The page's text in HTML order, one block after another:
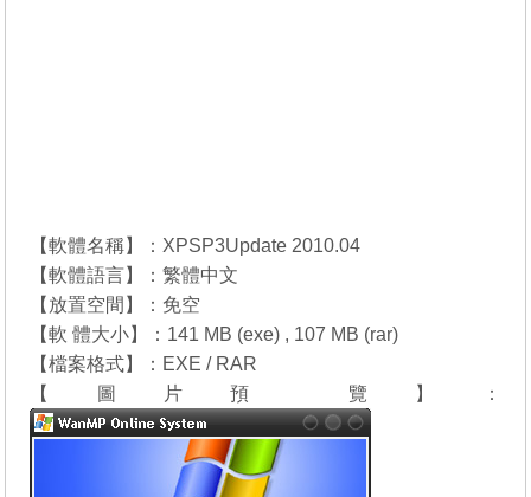
【軟體名稱】：XPSP3Update 2010.04
【軟體語言】：繁體中文
【放置空間】：免空
【軟 體大小】：141 MB (exe) , 107 MB (rar)
【檔案格式】：EXE / RAR
【圖片預 覽】：